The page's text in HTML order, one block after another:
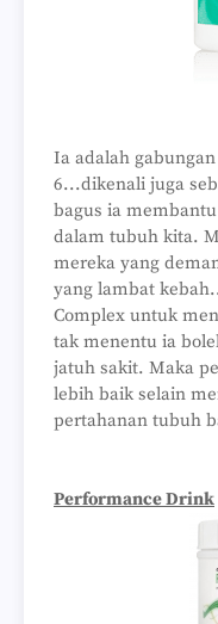
Ia adalah
6...dikenali juga
bagus ia
dalam tubuh kita.
mereka yang
yang lambat
Complex untuk
tak menentu ia
jatuh sakit. Maka
lebih baik selain
pertahanan tubuh
Performance Drink